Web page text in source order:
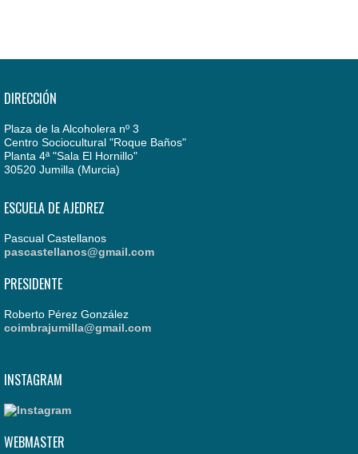
DIRECCIÓN
Plaza de la Alcoholera nº 3
Centro Sociocultural "Roque Baños"
Planta 4ª "Sala El Hornillo"
30520 Jumilla (Murcia)
ESCUELA DE AJEDREZ
Pascual Castellanos
pascastellanos@gmail.com
PRESIDENTE
Roberto Pérez González
coimbrajumilla@gmail.com
INSTAGRAM
WEBMASTER